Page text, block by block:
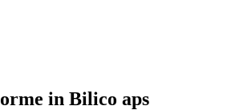
in Bilico aps